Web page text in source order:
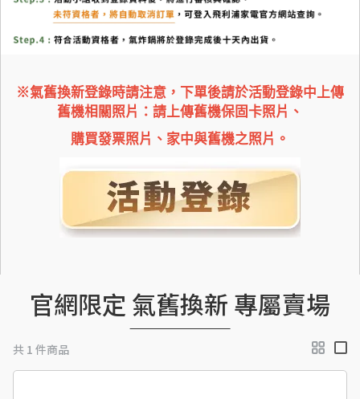
※氣舊換新登錄時請注意，下單後請於活動登錄中上傳
舊機相關照片：請上傳舊機保固卡照片、
購買發票照片、家中與舊機之照片。
官網限定 氣舊換新 專屬賣場
共 1 件商品